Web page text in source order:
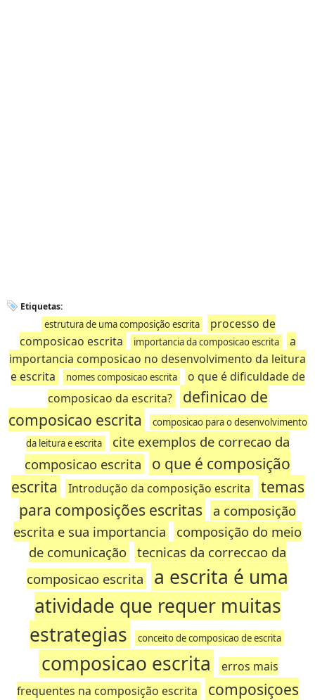
Etiquetas:
estrutura de uma composição escrita
processo de
composicao escrita
importancia da composicao escrita
a
importancia composicao no desenvolvimento da leitura
e escrita
nomes composicao escrita
o que é dificuldade de
composicao da escrita?
definicao de
composicao escrita
composicao para o desenvolvimento
da leitura e escrita
cite exemplos de correcao da
composicao escrita
o que é composição
escrita
Introdução da composição escrita
temas
para composições escritas
a composição
escrita e sua importancia
composição do meio
de comunicação tecnicas da correccao da
composicao escrita
a escrita é uma
atividade que requer muitas
estrategias
conceito de composicao de escrita
composicao escrita
erros mais
frequentes na composição escrita
composiçoes